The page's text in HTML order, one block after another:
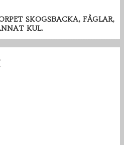
SKOGSBACKA, FÅGLAR,
KUL.